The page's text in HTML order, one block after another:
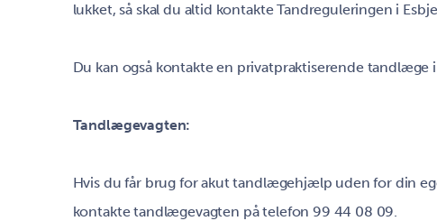
lukket, så skal du altid kontakte Tandreguleringen i
Du kan også kontakte en privatpraktiserende tandlæge
Tandlægevagten:
Hvis du får brug for akut tandlægehjælp uden for din
kontakte tandlægevagten på telefon 99 44 08 09.